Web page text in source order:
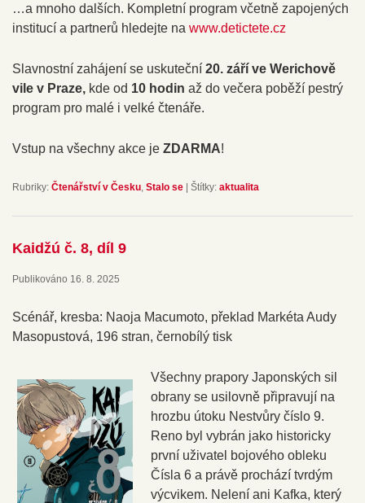
…a mnoho dalších. Kompletní program včetně zapojených
institucí a partnerů hledejte na www.detictete.cz
Slavnostní zahájení se uskuteční 20. září ve Werichově
vile v Praze, kde od 10 hodin až do večera poběží pestrý
program pro malé i velké čtenáře.
Vstup na všechny akce je ZDARMA!
Rubriky: Čtenářství v Česku Stalo se | Štítky: aktualita
Kaidžú č. 8, díl 9
Publikováno 16. 8. 2025
Scénář, kresba: Naoja Macumoto, překlad Markéta Audy
Masopustová, 196 stran, černobílý tisk
Všechny prapory Japonských sil
obrany se usilovně připravují na
hrozbu útoku Nestvůry číslo 9.
Reno byl vybrán jako historicky
první uživatel bojového obleku
Čísla 6 a právě prochází tvrdým
výcvikem. Nelení ani Kafka, který